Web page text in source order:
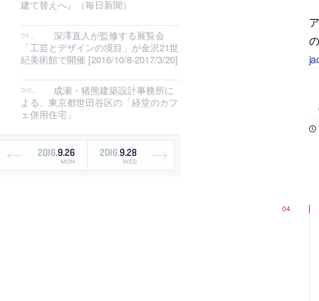
建て替えへ』（毎日新聞）
深澤直人が監修する展覧会
「工芸とデザインの境目」が金沢21世
紀美術館で開催 [2016/10/8-2017/3/20]
成瀬・猪熊建築設計事務所に
よる、東京都世田谷区の「経堂のカフ
ェ併用住宅」
2016.9.26
MON
2016.9.28
WED